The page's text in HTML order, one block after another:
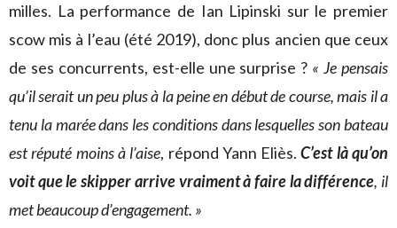
milles. La performance de Ian Lipinski sur le premier
scow mis à l’eau (été 2019), donc plus ancien que ceux
de ses concurrents, est-elle une surprise ? « Je pensais
qu’il serait un peu plus à la peine en début de course, mais il a
tenu la marée dans les conditions dans lesquelles son bateau
est réputé moins à l’aise, répond Yann Eliès. C’est là qu’on
voit que le skipper arrive vraiment à faire la différence, il
met beaucoup d’engagement. »